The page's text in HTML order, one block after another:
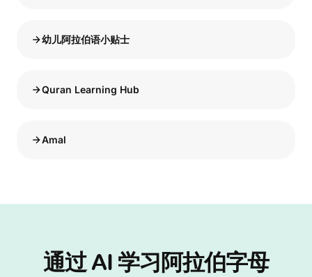
幼儿阿拉伯语小贴士
Quran Learning Hub
Amal
通过 AI 学习阿拉伯字母